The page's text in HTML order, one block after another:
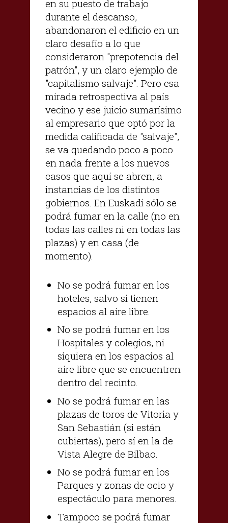
en su puesto de trabajo
durante el descanso,
abandonaron el edificio en un
claro desafío a lo que
consideraron "prepotencia del
patrón", y un claro ejemplo de
"capitalismo salvaje". Pero esa
mirada retrospectiva al país
vecino y ese juicio sumarísimo
al empresario que optó por la
medida calificada de "salvaje",
se va quedando poco a poco
en nada frente a los nuevos
casos que aquí se abren, a
instancias de los distintos
gobiernos. En Euskadi sólo se
podrá fumar en la calle (no en
todas las calles ni en todas las
plazas) y en casa (de
momento).
No se podrá fumar en los
hoteles, salvo si tienen
espacios al aire libre.
No se podrá fumar en los
Hospitales y colegios, ni
siquiera en los espacios al
aire libre que se encuentren
dentro del recinto.
No se podrá fumar en las
plazas de toros de Vitoria y
San Sebastián (si están
cubiertas), pero sí en la de
Vista Alegre de Bilbao.
No se podrá fumar en los
Parques y zonas de ocio y
espectáculo para menores.
Tampoco se podrá fumar